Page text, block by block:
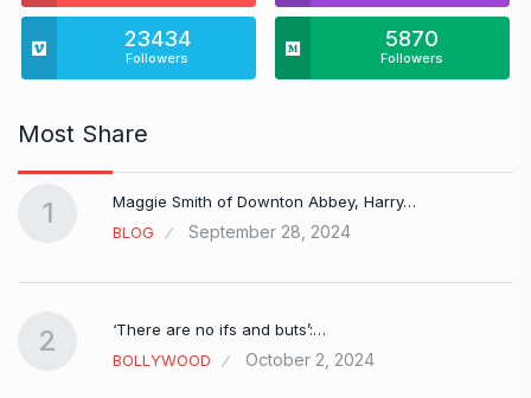
23434
Followers
5870
Followers
Most Share
1
Maggie Smith of Downton Abbey, Harry…
BLOG
September 28, 2024
2
‘There are no ifs and buts’:…
BOLLYWOOD
October 2, 2024